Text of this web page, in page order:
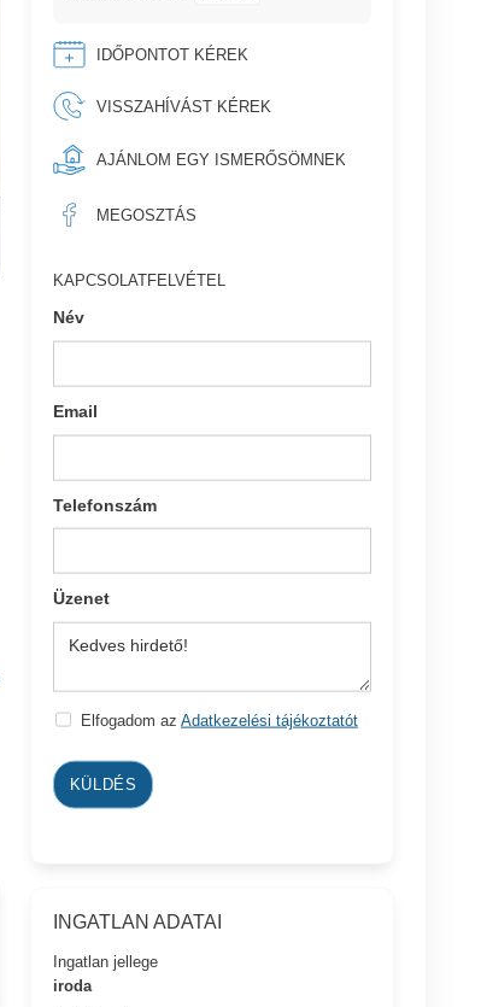
IDŐPONTOT KÉREK
VISSZAHÍVÁST KÉREK
AJÁNLOM EGY ISMERŐSÖMNEK
MEGOSZTÁS
KAPCSOLATFELVÉTEL
Név
Email
Telefonszám
Üzenet
Elfogadom az Adatkezelési tájékoztatót
KÜLDÉS
INGATLAN ADATAI
Ingatlan jellege
iroda